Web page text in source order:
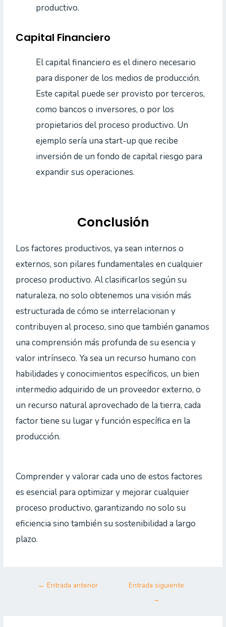
productivo.
Capital Financiero
El capital financiero es el dinero necesario
para disponer de los medios de producción.
Este capital puede ser provisto por terceros,
como bancos o inversores, o por los
propietarios del proceso productivo. Un
ejemplo sería una start-up que recibe
inversión de un fondo de capital riesgo para
expandir sus operaciones.
Conclusión
Los factores productivos, ya sean internos o
externos, son pilares fundamentales en cualquier
proceso productivo. Al clasificarlos según su
naturaleza, no solo obtenemos una visión más
estructurada de cómo se interrelacionan y
contribuyen al proceso, sino que también ganamos
una comprensión más profunda de su esencia y
valor intrínseco. Ya sea un recurso humano con
habilidades y conocimientos específicos, un bien
intermedio adquirido de un proveedor externo, o
un recurso natural aprovechado de la tierra, cada
factor tiene su lugar y función específica en la
producción.
Comprender y valorar cada uno de estos factores
es esencial para optimizar y mejorar cualquier
proceso productivo, garantizando no solo su
eficiencia sino también su sostenibilidad a largo
plazo.
← Entrada anterior
Entrada siguiente
→